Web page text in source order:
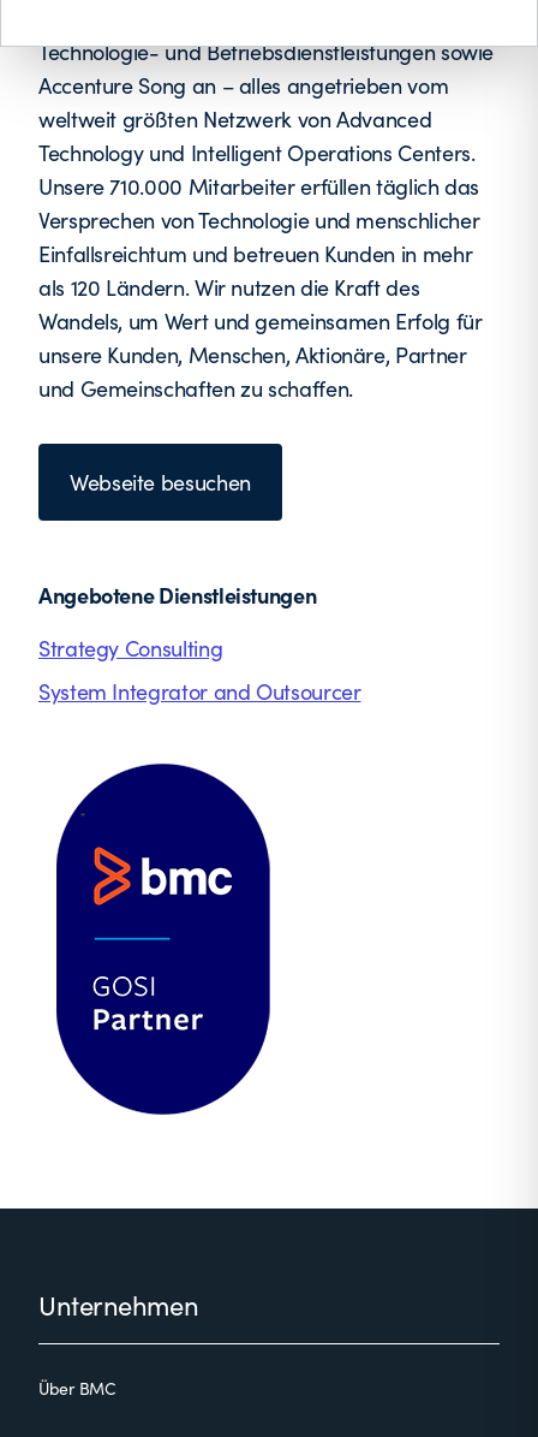
Technologie- und Betriebsdienstleistungen sowie
Accenture Song an – alles angetrieben vom
weltweit größten Netzwerk von Advanced
Technology und Intelligent Operations Centers.
Unsere 710.000 Mitarbeiter erfüllen täglich das
Versprechen von Technologie und menschlicher
Einfallsreichtum und betreuen Kunden in mehr
als 120 Ländern. Wir nutzen die Kraft des
Wandels, um Wert und gemeinsamen Erfolg für
unsere Kunden, Menschen, Aktionäre, Partner
und Gemeinschaften zu schaffen.
Webseite besuchen
Angebotene Dienstleistungen
Strategy Consulting
System Integrator and Outsourcer
FooterUnternehmen
Über BMC